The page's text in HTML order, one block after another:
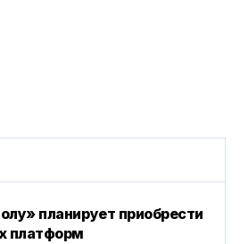
планирует приобрести
платформ